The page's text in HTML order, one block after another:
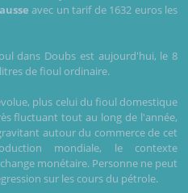
avec un tarif de 1632 euros les
dans Doubs est aujourd'hui, le 8
de fioul ordinaire.
plus celui du fioul domestique
fluctuant tout au long de l'année,
autour du commerce de cet
mondiale, le contexte
monétaire. Personne ne peut
sur les cours du pétrole.